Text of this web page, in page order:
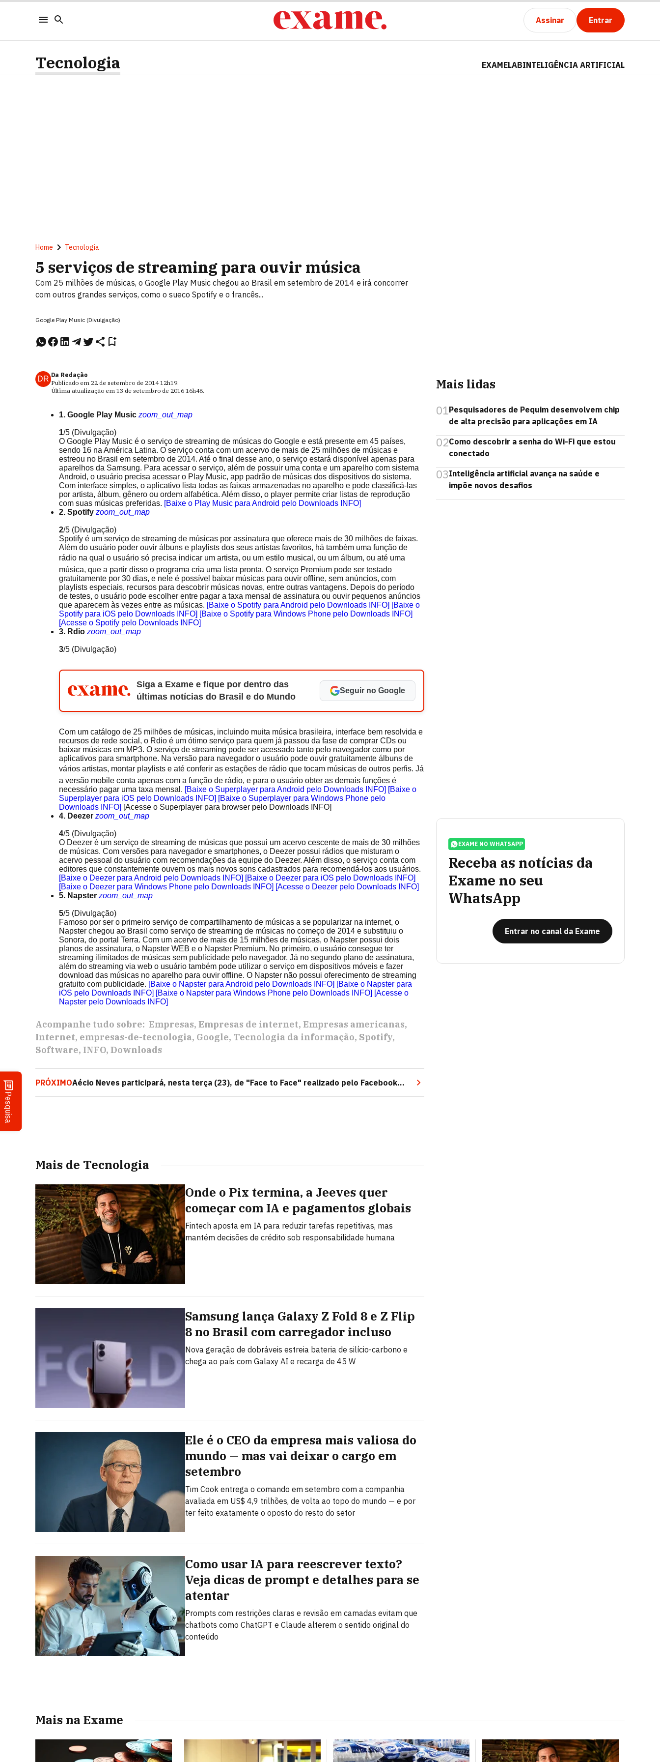
Assinar Entrar
Pesquisa
Tecnologia EXAMELABINTELIGÊNCIA ARTIFICIAL
Home Tecnologia
5 serviços de streaming para ouvir música
Com 25 milhões de músicas, o Google Play Music chegou ao Brasil em setembro de 2014 e irá concorrer
com outros grandes serviços, como o sueco Spotify e o francês...
Google Play Music (Divulgação)
DR Da Redação
Publicado em 22 de setembro de 2014 12h19.
Última atualização em 13 de setembro de 2016 16h48.
1. Google Play Music zoom_out_map
1/5 (Divulgação)
O Google Play Music é o serviço de streaming de músicas do Google e está presente em 45 países,
sendo 16 na América Latina. O serviço conta com um acervo de mais de 25 milhões de músicas e
estreou no Brasil em setembro de 2014. Até o final desse ano, o serviço estará disponível apenas para
aparelhos da Samsung. Para acessar o serviço, além de possuir uma conta e um aparelho com sistema
Android, o usuário precisa acessar o Play Music, app padrão de músicas dos dispositivos do sistema.
Com interface simples, o aplicativo lista todas as faixas armazenadas no aparelho e pode classificá-las
por artista, álbum, gênero ou ordem alfabética. Além disso, o player permite criar listas de reprodução
com suas músicas preferidas. [Baixe o Play Music para Android pelo Downloads INFO]
2. Spotify zoom_out_map
2/5 (Divulgação)
Spotify é um serviço de streaming de músicas por assinatura que oferece mais de 30 milhões de faixas.
Além do usuário poder ouvir álbuns e playlists dos seus artistas favoritos, há também uma função de
rádio na qual o usuário só precisa indicar um artista, ou um estilo musical, ou um álbum, ou até uma
música, que a partir disso o programa cria uma lista pronta. O serviço Premium pode ser testado
gratuitamente por 30 dias, e nele é possível baixar músicas para ouvir offline, sem anúncios, com
playlists especiais, recursos para descobrir músicas novas, entre outras vantagens. Depois do período
de testes, o usuário pode escolher entre pagar a taxa mensal de assinatura ou ouvir pequenos anúncios
que aparecem às vezes entre as músicas. [Baixe o Spotify para Android pelo Downloads INFO] [Baixe o
Spotify para iOS pelo Downloads INFO] [Baixe o Spotify para Windows Phone pelo Downloads INFO]
[Acesse o Spotify pelo Downloads INFO]
3. Rdio zoom_out_map
3/5 (Divulgação)
Siga a Exame e fique por dentro das
últimas notícias do Brasil e do Mundo
Seguir no Google
Com um catálogo de 25 milhões de músicas, incluindo muita música brasileira, interface bem resolvida e
recursos de rede social, o Rdio é um ótimo serviço para quem já passou da fase de comprar CDs ou
baixar músicas em MP3. O serviço de streaming pode ser acessado tanto pelo navegador como por
aplicativos para smartphone. Na versão para navegador o usuário pode ouvir gratuitamente álbuns de
vários artistas, montar playlists e até conferir as estações de rádio que tocam músicas de outros perfis. Já
a versão mobile conta apenas com a função de rádio, e para o usuário obter as demais funções é
necessário pagar uma taxa mensal. [Baixe o Superplayer para Android pelo Downloads INFO] [Baixe o
Superplayer para iOS pelo Downloads INFO] [Baixe o Superplayer para Windows Phone pelo
Downloads INFO] [Acesse o Superplayer para browser pelo Downloads INFO]
4. Deezer zoom_out_map
4/5 (Divulgação)
O Deezer é um serviço de streaming de músicas que possui um acervo cescente de mais de 30 milhões
de músicas. Com versões para navegador e smartphones, o Deezer possui rádios que misturam o
acervo pessoal do usuário com recomendações da equipe do Deezer. Além disso, o serviço conta com
editores que constantemente ouvem os mais novos sons cadastrados para recomendá-los aos usuários.
[Baixe o Deezer para Android pelo Downloads INFO] [Baixe o Deezer para iOS pelo Downloads INFO]
[Baixe o Deezer para Windows Phone pelo Downloads INFO] [Acesse o Deezer pelo Downloads INFO]
5. Napster zoom_out_map
5/5 (Divulgação)
Famoso por ser o primeiro serviço de compartilhamento de músicas a se popularizar na internet, o
Napster chegou ao Brasil como serviço de streaming de músicas no começo de 2014 e substituiu o
Sonora, do portal Terra. Com um acervo de mais de 15 milhões de músicas, o Napster possui dois
planos de assinatura, o Napster WEB e o Napster Premium. No primeiro, o usuário consegue ter
streaming ilimitados de músicas sem publicidade pelo navegador. Já no segundo plano de assinatura,
além do streaming via web o usuário também pode utilizar o serviço em dispositivos móveis e fazer
download das músicas no aparelho para ouvir offline. O Napster não possui oferecimento de streaming
gratuito com publicidade. [Baixe o Napster para Android pelo Downloads INFO] [Baixe o Napster para
iOS pelo Downloads INFO] [Baixe o Napster para Windows Phone pelo Downloads INFO] [Acesse o
Napster pelo Downloads INFO]
Acompanhe tudo sobre: Empresas Empresas de internet Empresas americanas
Internet empresas-de-tecnologia Google Tecnologia da informação Spotify
Software INFO Downloads
PRÓXIMOAécio Neves participará, nesta terça (23), de "Face to Face" realizado pelo Facebook
Brasil
Mais de Tecnologia
Onde o Pix termina, a Jeeves quer
começar com IA e pagamentos globais
Fintech aposta em IA para reduzir tarefas repetitivas, mas
mantém decisões de crédito sob responsabilidade humana
Samsung lança Galaxy Z Fold 8 e Z Flip
8 no Brasil com carregador incluso
Nova geração de dobráveis estreia bateria de silício-carbono e
chega ao país com Galaxy AI e recarga de 45 W
Ele é o CEO da empresa mais valiosa do
mundo — mas vai deixar o cargo em
setembro
Tim Cook entrega o comando em setembro com a companhia
avaliada em US$ 4,9 trilhões, de volta ao topo do mundo — e por
ter feito exatamente o oposto do resto do setor
Como usar IA para reescrever texto?
Veja dicas de prompt e detalhes para se
atentar
Prompts com restrições claras e revisão em camadas evitam que
chatbots como ChatGPT e Claude alterem o sentido original do
conteúdo
Mais lidas
01Pesquisadores de Pequim desenvolvem chip
de alta precisão para aplicações em IA
02Como descobrir a senha do Wi-Fi que estou
conectado
03Inteligência artificial avança na saúde e
impõe novos desafios
EXAME NO WHATSAPP
Receba as notícias da
Exame no seu
WhatsApp
Entrar no canal da Exame
Mais na Exame